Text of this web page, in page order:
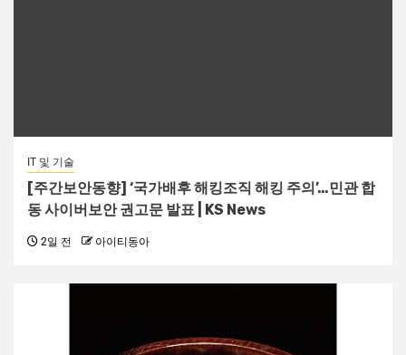
IT 및 기술
[주간보안동향] ‘국가배후 해킹조직 해킹 주의’…민관 합
동 사이버보안 권고문 발표 | KS News
2일 전 아이티동아